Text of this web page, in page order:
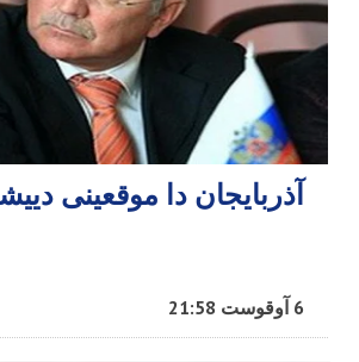
آذربایجان دا موقعینی
6 آوقوست 21:58